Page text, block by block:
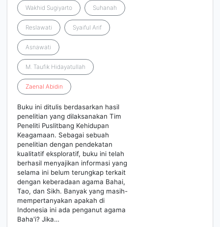
Wakhid Sugiyarto Suhanah
Reslawati Syaiful Arif
Asnawati
M. Taufik Hidayatullah
Zaenal Abidin
Buku ini ditulis berdasarkan hasil
penelitian yang dilaksanakan Tim
Peneliti Puslitbang Kehidupan
Keagamaan. Sebagai sebuah
penelitian dengan pendekatan
kualitatif eksploratif, buku ini telah
berhasil menyajikan informasi yang
selama ini belum terungkap terkait
dengan keberadaan agama Bahai,
Tao, dan Sikh. Banyak yang masih-
mempertanyakan apakah di
Indonesia ini ada penganut agama
Baha'i? Jika…